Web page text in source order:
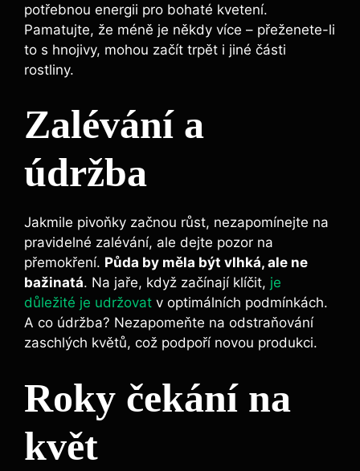
potřebnou energii pro bohaté kvetení.
Pamatujte, že⁤ méně je⁣ někdy více – ‍přeženete-li
to s hnojivy, mohou začít trpět i jiné⁣ části
rostliny.
Zalévání‍ a
‍údržba
Jakmile pivoňky začnou růst, nezapomínejte na
pravidelné zalévání, ale dejte pozor na
přemokření. Půda by měla být ⁣vlhká, ale ne‌
bažinatá. Na jaře, když ‌začínají⁤ klíčit, je
důležité je udržovat v optimálních podmínkách.
A ‌co údržba? Nezapomeňte na odstraňování
zaschlých⁤ květů, ‍což podpoří‍ novou produkci.
Roky čekání na
‍květ